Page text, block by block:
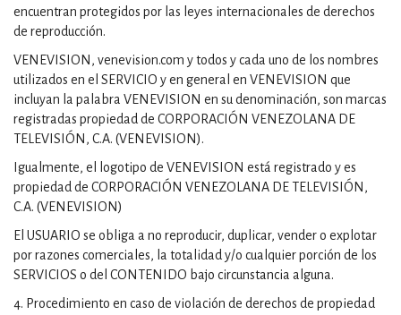
encuentran protegidos por las leyes internacionales de derechos
de reproducción.
VENEVISION, venevision.com y todos y cada uno de los nombres
utilizados en el SERVICIO y en general en VENEVISION que
incluyan la palabra VENEVISION en su denominación, son marcas
registradas propiedad de CORPORACIÓN VENEZOLANA DE
TELEVISIÓN, C.A. (VENEVISION).
Igualmente, el logotipo de VENEVISION está registrado y es
propiedad de CORPORACIÓN VENEZOLANA DE TELEVISIÓN,
C.A. (VENEVISION)
El USUARIO se obliga a no reproducir, duplicar, vender o explotar
por razones comerciales, la totalidad y/o cualquier porción de los
SERVICIOS o del CONTENIDO bajo circunstancia alguna.
4. Procedimiento en caso de violación de derechos de propiedad